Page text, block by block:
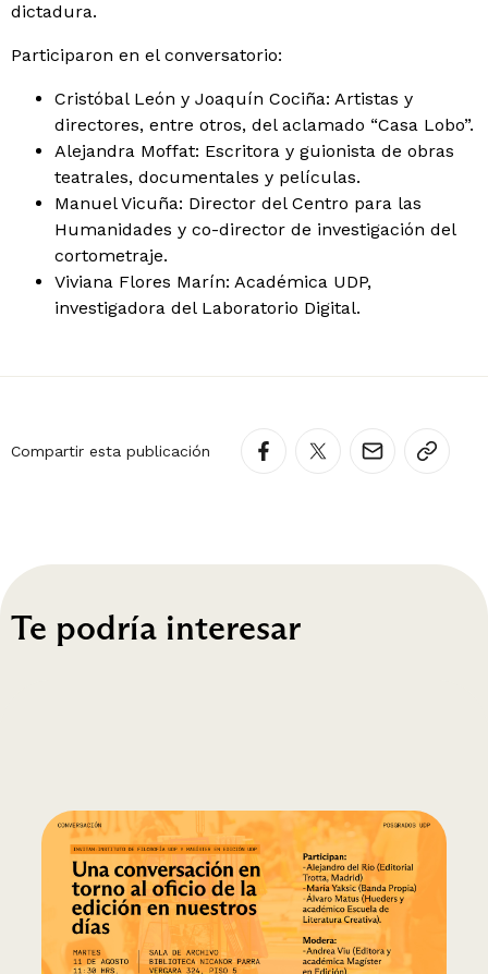
dictadura.
Participaron en el conversatorio:
Cristóbal León y Joaquín Cociña: Artistas y
directores, entre otros, del aclamado “Casa Lobo”.
Alejandra Moffat: Escritora y guionista de obras
teatrales, documentales y películas.
Manuel Vicuña: Director del Centro para las
Humanidades y co-director de investigación del
cortometraje.
Viviana Flores Marín: Académica UDP,
investigadora del Laboratorio Digital.
Compartir esta publicación
Te podría interesar